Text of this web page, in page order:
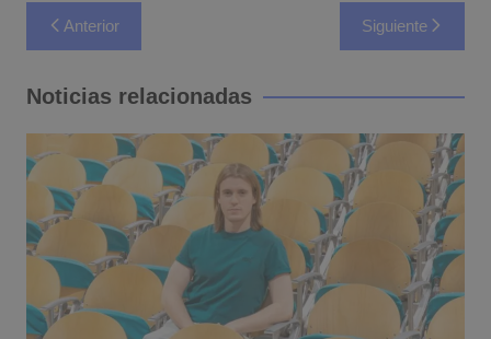
Navegación
de
entradas
Anterior Siguiente
Noticias relacionadas